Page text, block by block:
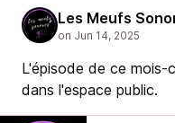
Les Meufs
L'épisode de ce mois-
dans l'espace public.